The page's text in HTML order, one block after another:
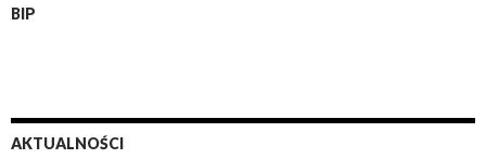
BIP
AKTUALNOŚCI